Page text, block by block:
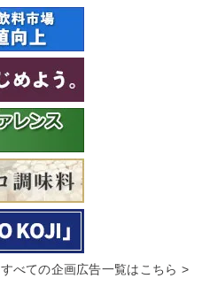
すべての企画広告一覧はこちら >